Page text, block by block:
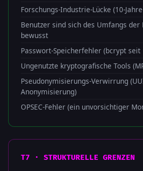
Forschungs-Industrie-Lücke (10-
Benutzer sind sich des Umfangs der
bewusst
Passwort-Speicherfehler (bcrypt seit
Ungenutzte kryptografische Tools
Pseudonymisierungs-Verwirrung
Anonymisierung)
OPSEC-Fehler (ein unvorsichtiger
T7 · STRUKTURELLE GRENZEN